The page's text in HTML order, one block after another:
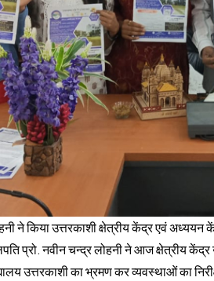
ने किया उत्तरकाशी क्षेत्रीय केंद्र एवं अध्ययन
प्रो. नवीन चन्द्र लोहनी ने आज क्षेत्रीय
उत्तरकाशी का भ्रमण कर व्यवस्थाओं का